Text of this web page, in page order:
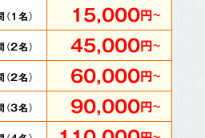
1名） 15,000円～
2名） 45,000円～
2名） 60,000円～
3名） 90,000円～